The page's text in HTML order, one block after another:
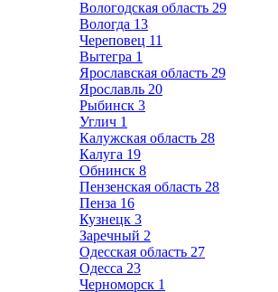
Вологодская область 29
Вологда 13
Череповец 11
Вытегра 1
Ярославская область 29
Ярославль 20
Рыбинск 3
Углич 1
Калужская область 28
Калуга 19
Обнинск 8
Пензенская область 28
Пенза 16
Кузнецк 3
Заречный 2
Одесская область 27
Одесса 23
Черноморск 1